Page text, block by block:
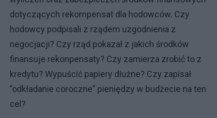
dotyczących rekompensat dla hodowców. Czy
hodowcy podpisali z rządem uzgodnienia z
negocjacji? Czy rząd pokazał z jakich środków
finansuje rekonpensaty? Czy zamierza zrobić to z
kredytu? Wypuścić papiery dłużne? Czy zapisał
"odkładanie coroczne" pieniędzy w budżecie na ten
cel?